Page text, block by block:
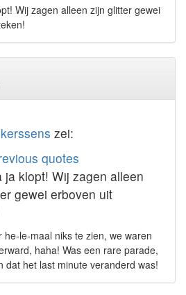
Wij zagen alleen zijn glitter gewei
zei:
quotes
ja klopt! Wij zagen alleen
gewei erboven uit
he-le-maal niks te zien, we waren
haha! Was een rare parade,
dat het last minute veranderd was!